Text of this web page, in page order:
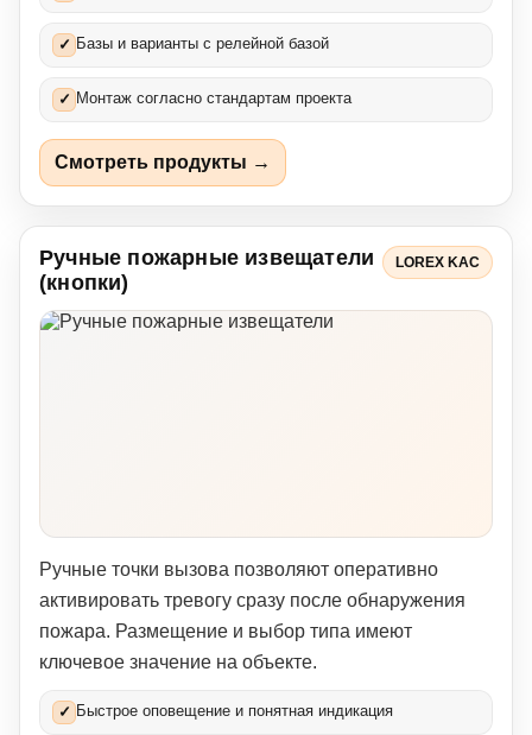
✓ Базы и варианты с релейной базой
✓ Монтаж согласно стандартам проекта
Смотреть продукты →
Ручные пожарные извещатели
(кнопки)
LOREX KAC
Ручные точки вызова позволяют оперативно
активировать тревогу сразу после обнаружения
пожара. Размещение и выбор типа имеют
ключевое значение на объекте.
✓ Быстрое оповещение и понятная индикация